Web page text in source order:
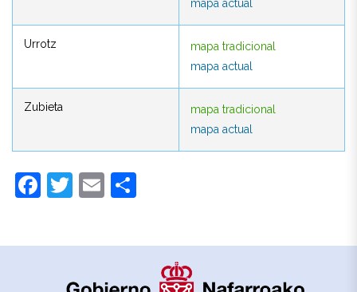
mapa actual
Urrotz
mapa tradicional
mapa actual
Zubieta
mapa tradicional
mapa actual
mapa actual
mapa actual
Facebook
Twitter
Email